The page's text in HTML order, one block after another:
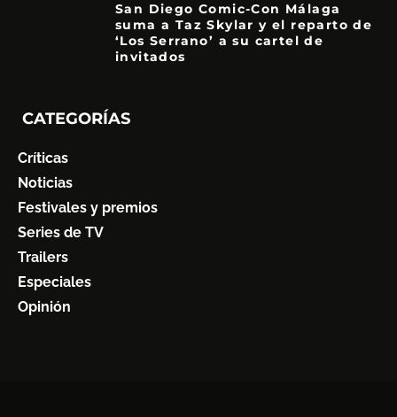
San Diego Comic-Con Málaga
suma a Taz Skylar y el reparto de
‘Los Serrano’ a su cartel de
invitados
CATEGORÍAS
Críticas
Noticias
Festivales y premios
Series de TV
Trailers
Especiales
Opinión